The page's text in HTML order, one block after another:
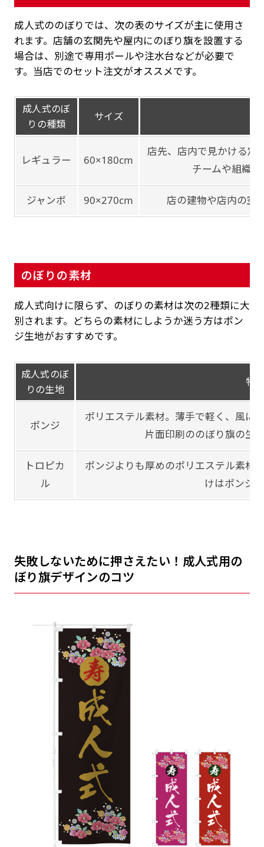
成人式ののぼりでは、次の表のサイズが主に使用さ
れます。店舗の玄関先や屋内にのぼり旗を設置する
場合は、別途で専用ポールや注水台などが必要で
す。当店でのセット注文がオススメです。
成人式のぼ
りの種類
サイズ
レギュラー 60×180cm
店先、店内で見かける定
チームや組織
ジャンボ 90×270cm 店の建物や店内の空
のぼりの素材
成人式向けに限らず、のぼりの素材は次の2種類に大
別されます。どちらの素材にしようか迷う方はポン
ジ生地がおすすめです。
成人式のぼ
りの生地
特
ポンジ
ポリエステル素材。薄手で軽く、風に
片面印刷ののぼり旗の生
トロピカ
ル
ポンジよりも厚めのポリエステル素材
けはポンジ
失敗しないために押さえたい！成人式用の
ぼり旗デザインのコツ